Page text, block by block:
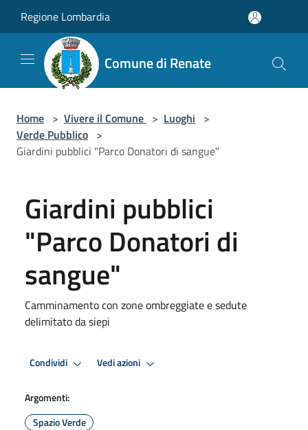
Regione Lombardia
Comune di Renate
Home > Vivere il Comune > Luoghi >
Verde Pubblico >
Giardini pubblici "Parco Donatori di sangue"
Giardini pubblici
"Parco Donatori di
sangue"
Camminamento con zone ombreggiate e sedute
delimitato da siepi
Condividi Vedi azioni
Argomenti:
Spazio Verde